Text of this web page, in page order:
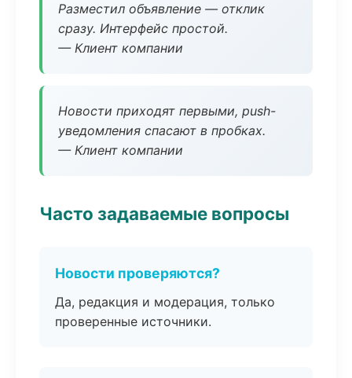
Разместил объявление — отклик
сразу. Интерфейс простой.
— Клиент компании
Новости приходят первыми, push-
уведомления спасают в пробках.
— Клиент компании
Часто задаваемые вопросы
Новости проверяются?
Да, редакция и модерация, только
проверенные источники.